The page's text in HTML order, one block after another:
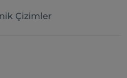
Çizimler